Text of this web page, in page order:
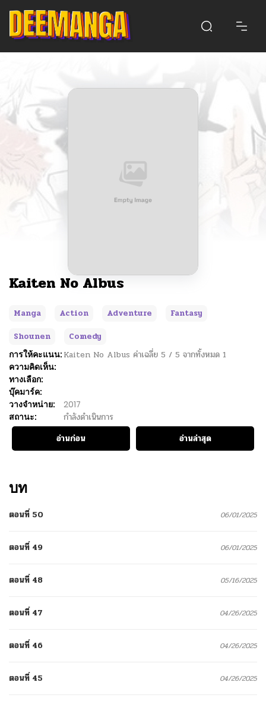
Kaiten No Albus
Manga Action Adventure
Fantasy
Shounen
Comedy
การให้คะแนน: Kaiten No Albus ค่าเฉลี่ย 5 / 5 จากทั้งหมด 1
ความคิดเห็น:
ทางเลือก:
บุ๊คมาร์ค:
วางจำหน่าย:
2017
สถานะ:
กำลังดำเนินการ
อ่านก่อน
อ่านล่าสุด
บท
ตอนที่ 50 06/01/2025
ตอนที่ 49 06/01/2025
ตอนที่ 48 05/16/2025
ตอนที่ 47 04/26/2025
ตอนที่ 46 04/26/2025
ตอนที่ 45 04/26/2025